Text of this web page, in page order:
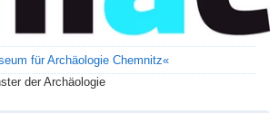
für Archäologie Chemnitz«
der Archäologie